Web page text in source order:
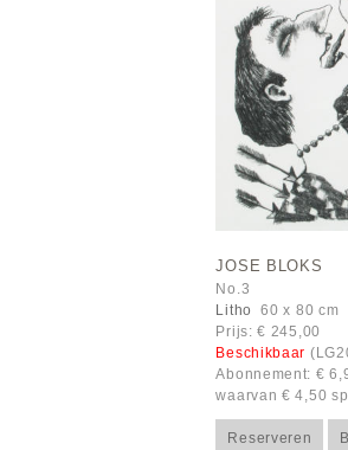
JOSE BLOKS
No.3
Litho
60 x 80 cm
Prijs: € 245,00
Beschikbaar
Abonnement: €
waarvan € 4,50
Reserveren